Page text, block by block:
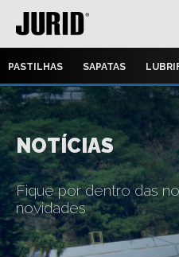
PASTILHAS SAPATAS
NOTÍCIAS
Fique por dentro das
novidades